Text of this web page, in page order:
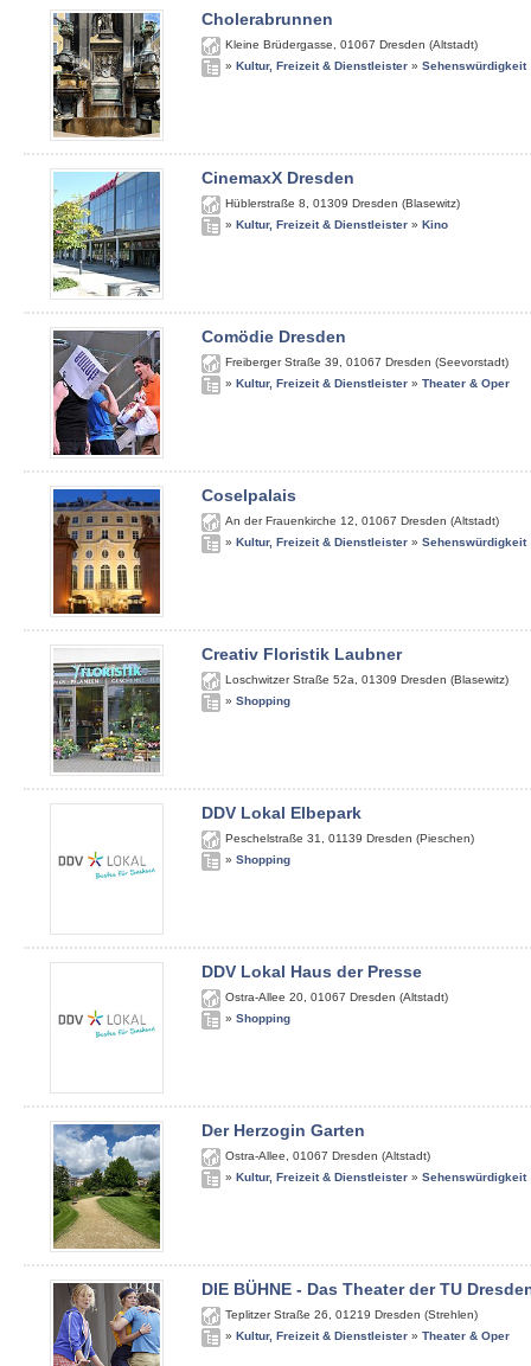
Cholerabrunnen
Kleine Brüdergasse 01067 Dresden (Altstadt)
» Kultur, Freizeit & Dienstleister » Sehenswürdigkeit
CinemaxX Dresden
Hüblerstraße 8 01309 Dresden (Blasewitz)
» Kultur, Freizeit & Dienstleister » Kino
Comödie Dresden
Freiberger Straße 39 01067 Dresden (Seevorstadt)
» Kultur, Freizeit & Dienstleister » Theater & Oper
Coselpalais
An der Frauenkirche 12 01067 Dresden (Altstadt)
» Kultur, Freizeit & Dienstleister » Sehenswürdigkeit
Creativ Floristik Laubner
Loschwitzer Straße 52a 01309 Dresden (Blasewitz)
» Shopping
DDV Lokal Elbepark
Peschelstraße 31 01139 Dresden (Pieschen)
» Shopping
DDV Lokal Haus der Presse
Ostra-Allee 20 01067 Dresden (Altstadt)
» Shopping
Der Herzogin Garten
Ostra-Allee 01067 Dresden (Altstadt)
» Kultur, Freizeit & Dienstleister » Sehenswürdigkeit
DIE BÜHNE - Das Theater der TU
Teplitzer Straße 26 01219 Dresden (Strehlen)
» Kultur, Freizeit & Dienstleister » Theater & Oper